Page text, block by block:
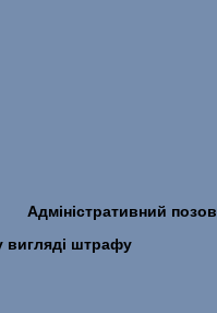
Адміністративний позов
вигляді штрафу